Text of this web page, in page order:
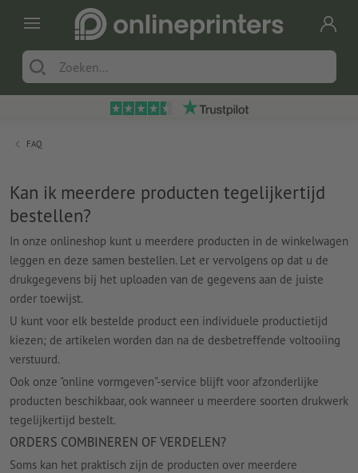
FAQ
Kan ik meerdere producten tegelijkertijd
bestellen?
In onze onlineshop kunt u meerdere producten in de winkelwagen
leggen en deze samen bestellen. Let er vervolgens op dat u de
drukgegevens bij het uploaden van de gegevens aan de juiste
order toewijst.
U kunt voor elk bestelde product een individuele productietijd
kiezen; de artikelen worden dan na de desbetreffende voltooiing
verstuurd.
Ook onze "online vormgeven"-service blijft voor afzonderlijke
producten beschikbaar, ook wanneer u meerdere soorten drukwerk
tegelijkertijd bestelt.
ORDERS COMBINEREN OF VERDELEN?
Soms kan het praktisch zijn de producten over meerdere